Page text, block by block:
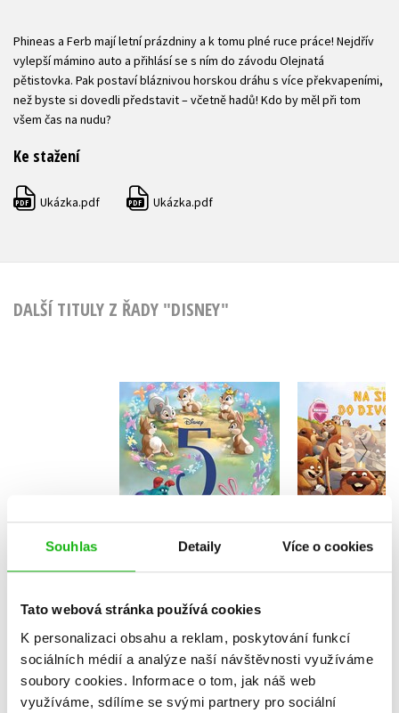
Souhlas Detaily Více o cookies
Tato webová stránka používá cookies
K personalizaci obsahu a reklam, poskytování funkcí
sociálních médií a analýze naší návštěvnosti využíváme
soubory cookies. Informace o tom, jak náš web
využíváme, sdílíme se svými partnery pro sociální
Phineas a Ferb mají letní prázdniny a k tomu plné ruce práce! Nejdřív
vylepší mámino auto a přihlásí se s ním do závodu Olejnatá
pětistovka. Pak postaví bláznivou horskou dráhu s více překvapeními,
než byste si dovedli představit – včetně hadů! Kdo by měl při tom
všem čas na nudu?
Ke stažení
PDF Ukázka.pdf PDF Ukázka.pdf
DALŠÍ TITULY Z ŘADY "DISNEY"
Disney - 5minutové
jarní pohádky
Kolektiv
Do košíku
399 Kč
319 Kč
Na skok
- Příběh